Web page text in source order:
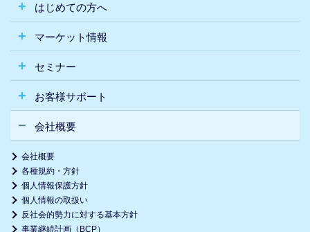
はじめての方へ
マーケット情報
セミナー
お客様サポート
会社概要
会社概要
各種規約・方針
個人情報保護方針
個人情報の取扱い
反社会的勢力に対する基本方針
事業継続計画（BCP）